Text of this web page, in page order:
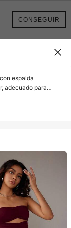
CONSEGUIR
espalda
adecuado para